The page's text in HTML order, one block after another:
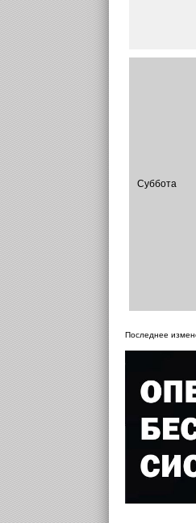
Суббота
Последнее